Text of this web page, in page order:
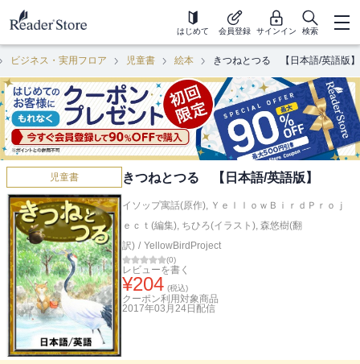
はじめて 会員登録 サインイン 検索
ビジネス・実用フロア 児童書 絵本 きつねとつる 【日本語/英語版】
児童書 きつねとつる 【日本語/英語版】
イソップ寓話(原作), ＹｅｌｌｏｗＢｉｒｄＰｒｏｊ
ｅｃｔ(編集), ちひろ(イラスト), 森悠樹(翻
訳) / YellowBirdProject
(0)
レビューを書く
¥204 (税込)
クーポン利用対象商品
2017年03月24日 配信